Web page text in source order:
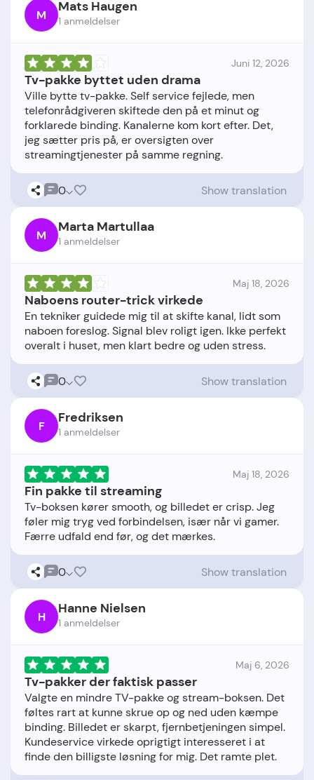
M Mats Haugen
1 anmeldelser
Juni 12, 2026
Tv-pakke byttet uden drama
Ville bytte tv-pakke. Self service fejlede, men
telefonrådgiveren skiftede den på et minut og
forklarede binding. Kanalerne kom kort efter. Det,
jeg sætter pris på, er oversigten over
0 Show translation
M Marta Martullaa
1 anmeldelser
Maj 18, 2026
Naboens router-trick virkede
En tekniker guidede mig til at skifte kanal, lidt som
naboen foreslog. Signal blev roligt igen. Ikke perfekt
0 Show translation
F Fredriksen
1 anmeldelser
Maj 18, 2026
Fin pakke til streaming
Tv-boksen kører smooth, og billedet er crisp. Jeg
føler mig tryg ved forbindelsen, især når vi gamer.
0 Show translation
H Hanne Nielsen
1 anmeldelser
Maj 6, 2026
Tv-pakker der faktisk passer
Valgte en mindre TV-pakke og stream-boksen. Det
føltes rart at kunne skrue op og ned uden kæmpe
binding. Billedet er skarpt, fjernbetjeningen simpel.
Kundeservice virkede oprigtigt interesseret i at